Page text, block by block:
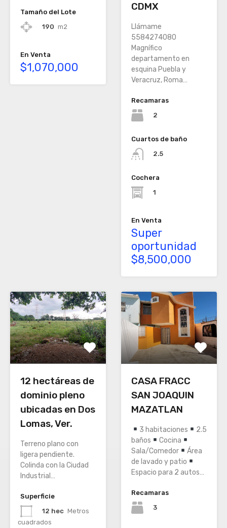
Tamaño del Lote
190 m2
En Venta
$1,070,000
CDMX
Llámame
5584274080
Magnífico
departamento en
esquina Puebla y
Veracruz, Roma…
Recamaras
2
Cuartos de baño
2.5
Cochera
1
En Venta
Super
oportunidad
$8,500,000
12 hectáreas de
dominio pleno
ubicadas en Dos
Lomas, Ver.
Terreno plano con
ligera pendiente.
Colinda con la Ciudad
Industrial…
Superficie
12 hec Metros
cuadrados
CASA FRACC
SAN JOAQUIN
MAZATLAN
3 habitaciones
2.5
baños
Cocina
Sala/Comedor
Área
de lavado y patio
Espacio para 2 autos…
Recamaras
3